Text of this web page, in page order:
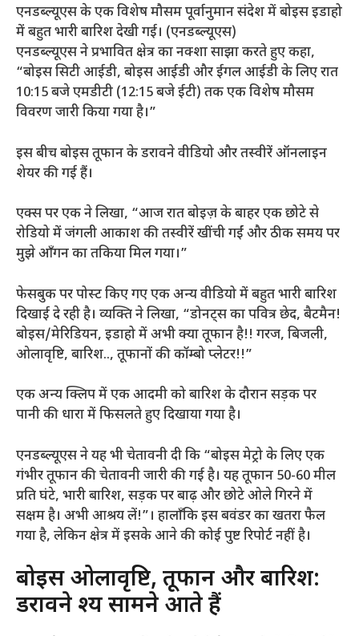
एनडब्ल्यूएस के एक विशेष मौसम पूर्वानुमान संदेश में बोइस इडाहो
में बहुत भारी बारिश देखी गई। (एनडब्ल्यूएस)
एनडब्ल्यूएस ने प्रभावित क्षेत्र का नक्शा साझा करते हुए कहा,
“बोइस सिटी आईडी, बोइस आईडी और ईगल आईडी के लिए रात
10:15 बजे एमडीटी (12:15 बजे ईटी) तक एक विशेष मौसम
विवरण जारी किया गया है।”
इस बीच बोइस तूफान के डरावने वीडियो और तस्वीरें ऑनलाइन
शेयर की गई हैं।
एक्स पर एक ने लिखा, “आज रात बोइज़ के बाहर एक छोटे से
रोडियो में जंगली आकाश की तस्वीरें खींची गईं और ठीक समय पर
मुझे आँगन का तकिया मिल गया।”
फेसबुक पर पोस्ट किए गए एक अन्य वीडियो में बहुत भारी बारिश
दिखाई दे रही है। व्यक्ति ने लिखा, “डोनट्स का पवित्र छेद, बैटमैन!
बोइस/मेरिडियन, इडाहो में अभी क्या तूफान है!! गरज, बिजली,
ओलावृष्टि, बारिश.., तूफानों की कॉम्बो प्लेटर!!”
एक अन्य क्लिप में एक आदमी को बारिश के दौरान सड़क पर
पानी की धारा में फिसलते हुए दिखाया गया है।
एनडब्ल्यूएस ने यह भी चेतावनी दी कि “बोइस मेट्रो के लिए एक
गंभीर तूफान की चेतावनी जारी की गई है। यह तूफान 50-60 मील
प्रति घंटे, भारी बारिश, सड़क पर बाढ़ और छोटे ओले गिरने में
सक्षम है। अभी आश्रय लें!”। हालाँकि इस बवंडर का खतरा फैल
गया है, लेकिन क्षेत्र में इसके आने की कोई पुष्ट रिपोर्ट नहीं है।
बोइस ओलावृष्टि, तूफान और बारिश:
डरावने दृश्य सामने आते हैं